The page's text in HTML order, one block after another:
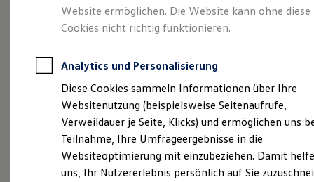
Elektroauto Leasing
Kleinwagen-Leasing
Leasing ohne Anzahlung
Autokredit mit Schlussrate
Versicherungen und Garantien
Kfz-Versicherung
Restschuldversicherungen
Garantien
Wartungsverträge
Geschäftskunden
Professional Class bei Volkswagen
Großkunden
Behörden
und Freizeit. Der T-
Cross.
Website ermöglichen. Die Website kann ohne diese
Cookies nicht richtig funktionieren.
Analytics und Personalisierung
Diese Cookies sammeln Informationen über Ihre
Websitenutzung (beispielsweise Seitenaufrufe,
Verweildauer je Seite, Klicks) und ermöglichen uns
Teilnahme, Ihre Umfrageergebnisse in die
Websiteoptimierung mit einzubeziehen. Damit
uns, Ihr Nutzererlebnis persönlich auf Sie